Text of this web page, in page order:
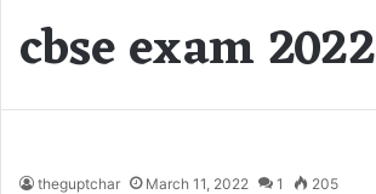
cbse exam 2022
theguptchar March 11, 2022 1 205